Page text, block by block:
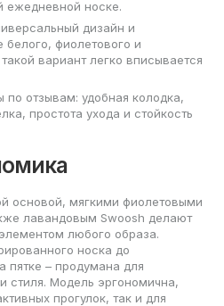
ежедневной носке.
дизайн и
белого, фиолетового и
вариант легко вписывается
отзывам: удобная колодка,
простота ухода и стойкость
основой, мягкими фиолетовыми
лавандовым Swoosh делают
любого образа.
носка до
пятке – продумана для
стиля. Модель эргономична,
прогулок, так и для